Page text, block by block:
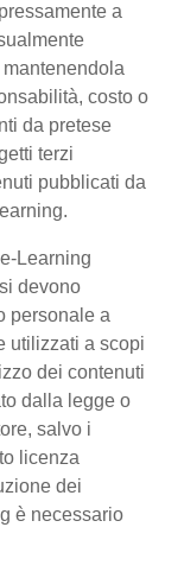
a
costo o
da pretese
terzi
pubblicati da
Learning
devono
personale a
utilizzati a scopi
dei contenuti
dalla legge o
salvo i
licenza
dei
è necessario